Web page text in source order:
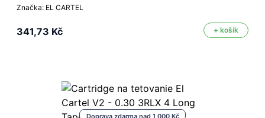
Značka: EL CARTEL
341,73 Kč + košík
Doprava zdarma nad 1 000 Kč